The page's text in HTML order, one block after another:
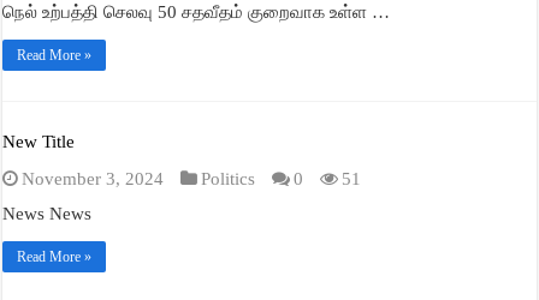
நெல் உற்பத்தி செலவு 50 சதவீதம் குறைவாக உள்ள …
Read More »
New Title
November 3, 2024
Politics 0
51
News News
Read More »